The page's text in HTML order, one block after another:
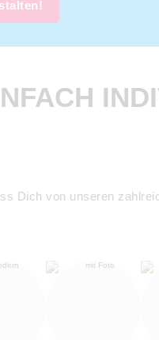
Dich von unseren